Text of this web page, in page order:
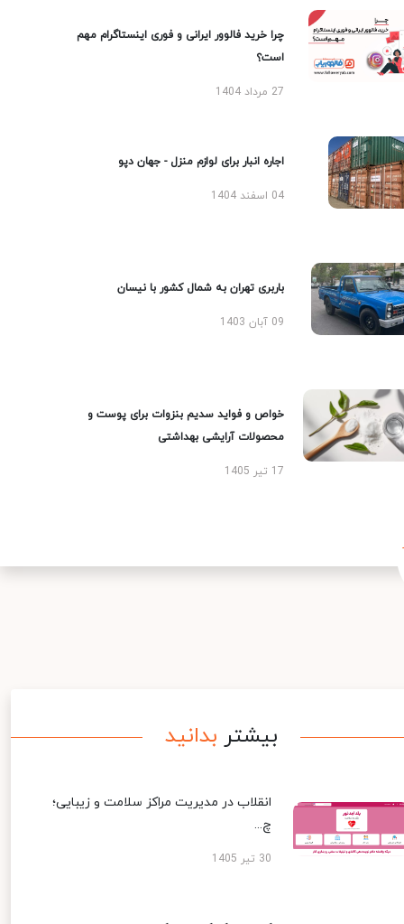
چرا خرید فالوور ایرانی و فوری اینستاگرام مهم
است؟
27 مرداد 1404
اجاره انبار برای لوازم منزل - جهان دپو
04 اسفند 1404
باربری تهران به شمال کشور با نیسان
09 آبان 1403
خواص و فواید سدیم بنزوات برای پوست و
محصولات آرایشی بهداشتی
17 تیر 1405
بیشتر بدانید
انقلاب در مدیریت مراکز سلامت و زیبایی؛
چ...
30 تیر 1405